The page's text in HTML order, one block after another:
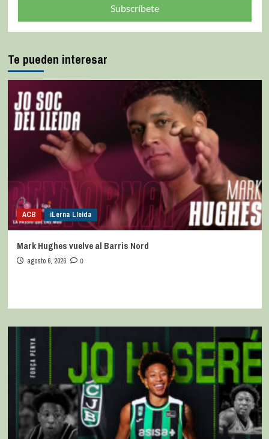
Subscríbete
Te pueden interesar
ACB iLerna Lleida
Mark Hughes vuelve al Barris Nord
agosto 6, 2026 0